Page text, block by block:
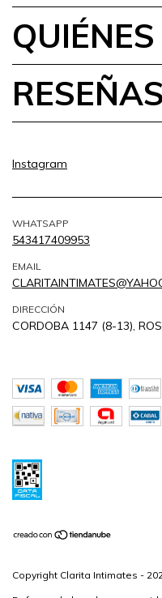
Instagram
WHATSAPP
543417409953
EMAIL
DIRECCIÓN
CORDOBA 1147 (8-13),
Copyright Clarita Intimates -